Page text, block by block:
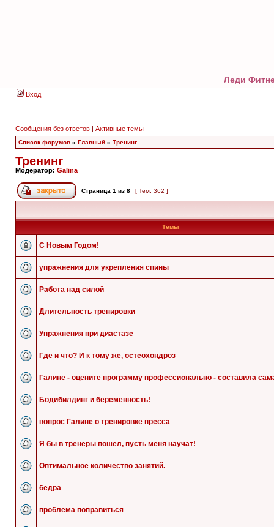
Леди
Вход
Сообщения без ответов | Активные темы
Список форумов » Главный » Тренинг
Тренинг
Модератор: Galina
Страница 1 из 8 [ Тем: 362 ]
Темы
C Новым Годом!
упражнения для укрепления спины
Работа над силой
Длительность тренировки
Упражнения при диастазе
Где и что? И к тому же, остеохондроз
Галине - оцените программу профессионально - составила
Бодибилдинг и беременность!
вопрос Галине о тренировке пресса
Я бы в тренеры пошёл, пусть меня научат!
Оптимальное количество занятий.
бёдра
проблема поправиться